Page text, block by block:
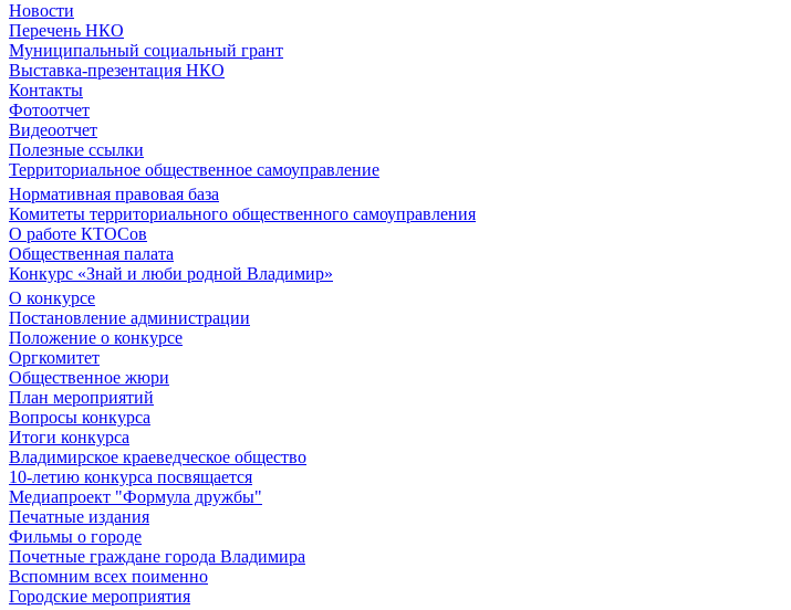
Новости
Перечень НКО
Муниципальный социальный грант
Выставка-презентация НКО
Контакты
Фотоотчет
Видеоотчет
Полезные ссылки
Территориальное общественное самоуправление
Нормативная правовая база
Комитеты территориального общественного самоуправления
О работе КТОСов
Общественная палата
Конкурс «Знай и люби родной Владимир»
О конкурсе
Постановление администрации
Положение о конкурсе
Оргкомитет
Общественное жюри
План мероприятий
Вопросы конкурса
Итоги конкурса
Владимирское краеведческое общество
10-летию конкурса посвящается
Медиапроект "Формула дружбы"
Печатные издания
Фильмы о городе
Почетные граждане города Владимира
Вспомним всех поименно
Городские мероприятия